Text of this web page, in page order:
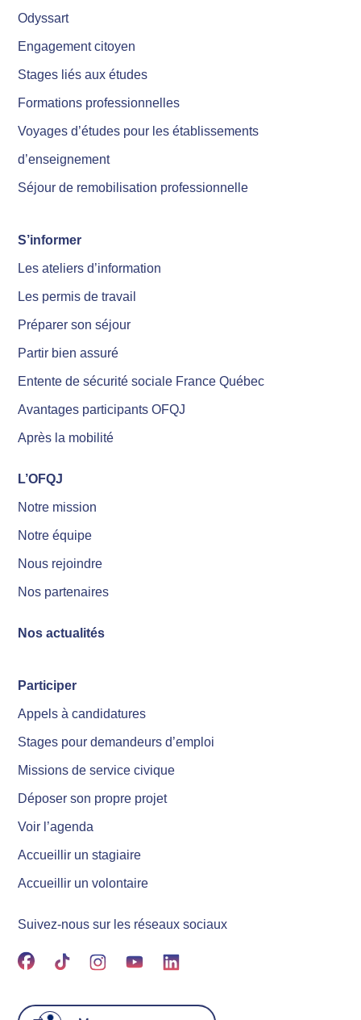
Odyssart
Engagement citoyen
Stages liés aux études
Formations professionnelles
Voyages d’études pour les établissements
d’enseignement
Séjour de remobilisation professionnelle
S’informer
Les ateliers d’information
Les permis de travail
Préparer son séjour
Partir bien assuré
Entente de sécurité sociale France Québec
Avantages participants OFQJ
Après la mobilité
L’OFQJ
Notre mission
Notre équipe
Nous rejoindre
Nos partenaires
Nos actualités
Participer
Appels à candidatures
Stages pour demandeurs d’emploi
Missions de service civique
Déposer son propre projet
Voir l’agenda
Accueillir un stagiaire
Accueillir un volontaire
Suivez-nous sur les réseaux sociaux